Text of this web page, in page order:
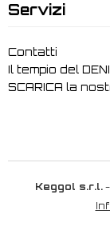
Servizi
Contatti
Il tempio del
SCARICA la
Keggol s.r.l.-